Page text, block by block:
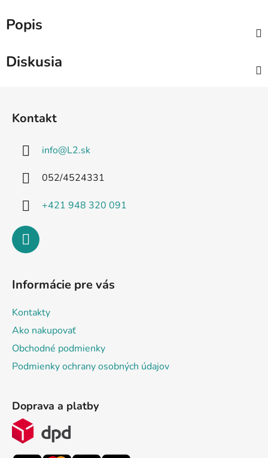
Popis
Diskusia
Kontakt
info@L2.sk
052/4524331
+421 948 320 091
Informácie pre vás
Kontakty
Ako nakupovať
Obchodné podmienky
Podmienky ochrany osobných údajov
Doprava a platby